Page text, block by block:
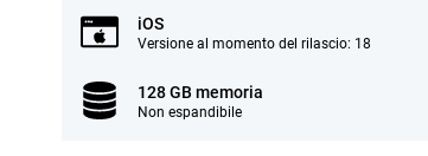
iOS
Versione al momento del rilascio: 18
128 GB memoria
Non espandibile